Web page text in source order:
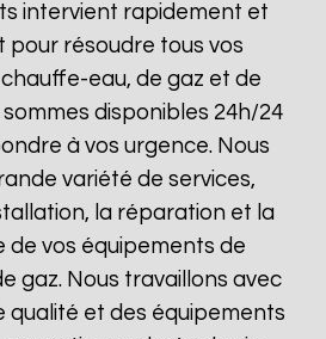
intervient rapidement et
pour résoudre tous vos
eau, de gaz et de
disponibles 24h/24
à vos urgence. Nous
variété de services,
la réparation et la
de vos équipements de
gaz. Nous travaillons avec
qualité et des équipements